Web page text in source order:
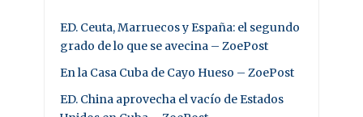
ED. Ceuta, Marruecos y España: el segundo
grado de lo que se avecina – ZoePost
En la Casa Cuba de Cayo Hueso – ZoePost
ED. China aprovecha el vacío de Estados